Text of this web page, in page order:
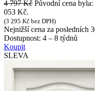
4 797Kč Původní cena
053 Kč.
(3 295 Kč bez DPH)
Nejnižší cena za posledních
Dostupnost: 4 – 8 týdnů
Koupit
SLEVA